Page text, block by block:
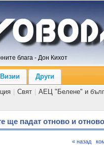
блага - Дон Кихот
Визии
Други
Свят АЕЦ "Белене" и
ще падат отново и отново
« назад